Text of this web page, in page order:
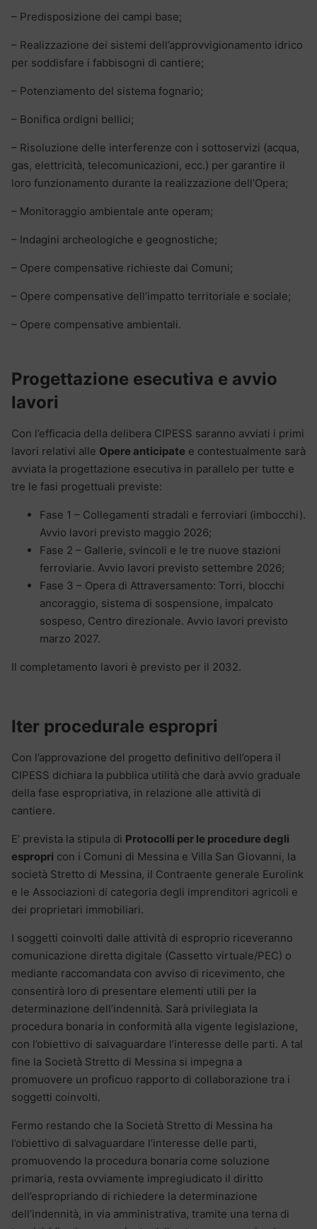
– Predisposizione dei campi base;
– Realizzazione dei sistemi dell’approvvigionamento idrico
per soddisfare i fabbisogni di cantiere;
– Potenziamento del sistema fognario;
– Bonifica ordigni bellici;
– Risoluzione delle interferenze con i sottoservizi (acqua,
gas, elettricità, telecomunicazioni, ecc.) per garantire il
loro funzionamento durante la realizzazione dell’Opera;
– Monitoraggio ambientale ante operam;
– Indagini archeologiche e geognostiche;
– Opere compensative richieste dai Comuni;
– Opere compensative dell’impatto territoriale e sociale;
– Opere compensative ambientali.
Progettazione esecutiva e avvio
lavori
Con l’efficacia della delibera CIPESS saranno avviati i primi
lavori relativi alle Opere anticipate e contestualmente sarà
avviata la progettazione esecutiva in parallelo per tutte e
tre le fasi progettuali previste:
Fase 1 – Collegamenti stradali e ferroviari (imbocchi).
Avvio lavori previsto maggio 2026;
Fase 2 – Gallerie, svincoli e le tre nuove stazioni
ferroviarie. Avvio lavori previsto settembre 2026;
Fase 3 – Opera di Attraversamento: Torri, blocchi
ancoraggio, sistema di sospensione, impalcato
sospeso, Centro direzionale. Avvio lavori previsto
marzo 2027.
Il completamento lavori è previsto per il 2032.
Iter procedurale espropri
Con l’approvazione del progetto definitivo dell’opera il
CIPESS dichiara la pubblica utilità che darà avvio graduale
della fase espropriativa, in relazione alle attività di
cantiere.
E’ prevista la stipula di Protocolli per le procedure degli
espropri con i Comuni di Messina e Villa San Giovanni, la
società Stretto di Messina, il Contraente generale Eurolink
e le Associazioni di categoria degli imprenditori agricoli e
dei proprietari immobiliari.
I soggetti coinvolti dalle attività di esproprio riceveranno
comunicazione diretta digitale (Cassetto virtuale/PEC) o
mediante raccomandata con avviso di ricevimento, che
consentirà loro di presentare elementi utili per la
determinazione dell’indennità. Sarà privilegiata la
procedura bonaria in conformità alla vigente legislazione,
con l’obiettivo di salvaguardare l’interesse delle parti. A tal
fine la Società Stretto di Messina si impegna a
promuovere un proficuo rapporto di collaborazione tra i
soggetti coinvolti.
Fermo restando che la Società Stretto di Messina ha
l’obiettivo di salvaguardare l’interesse delle parti,
promuovendo la procedura bonaria come soluzione
primaria, resta ovviamente impregiudicato il diritto
dell’espropriando di richiedere la determinazione
dell’indennità, in via amministrativa, tramite una terna di